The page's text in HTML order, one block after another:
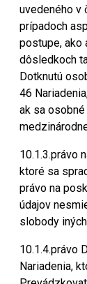
uvedeného v
prípadoch
postupe, ako
dôsledkoch
Dotknutú
46
ak sa
10.1.3.právo
ktoré sa
právo na
údajov
slobody
10.1.4.právo
Nariadenia,